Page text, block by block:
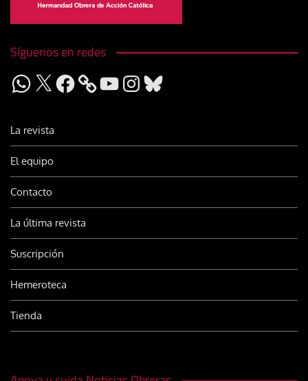
Síguenos en redes
WhatsApp
X Facebook YouTubeInstagram
Bluesky
La revista
El equipo
Contacto
La última revista
Suscripción
Hemeroteca
Tienda